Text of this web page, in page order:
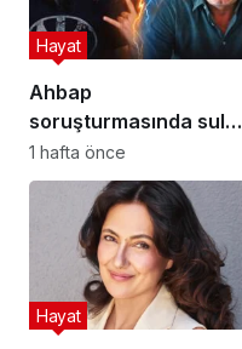
Ahbap
soruşturmasında sular
durulmuyor: Hayko
Cepkin ile Cüneyt
Özdemir birbirine girdi
Hayat
1 hafta önce
Hayat